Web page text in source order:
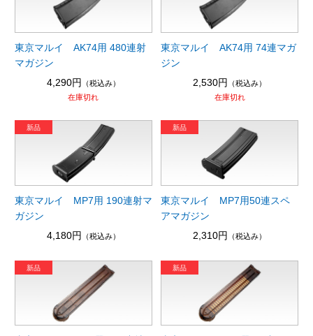
東京マルイ AK74用 480連射
マガジン
4,290円
（税込み）
在庫切れ
東京マルイ AK74用 74連マガ
ジン
2,530円
（税込み）
在庫切れ
東京マルイ MP7用 190連射マ
ガジン
4,180円 （税込み）
東京マルイ MP7用50連スペ
アマガジン
2,310円
（税込み）